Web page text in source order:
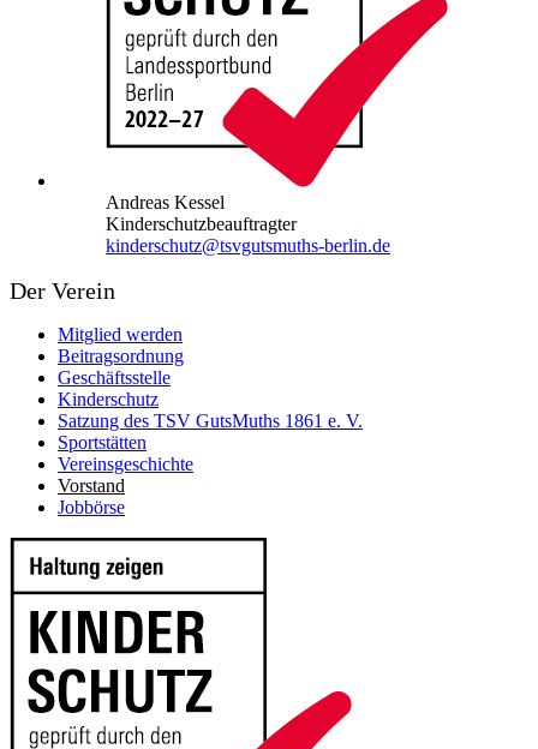
Andreas Kessel
Kinderschutzbeauftragter
kinderschutz@tsvgutsmuths-berlin.de
Der Verein
Mitglied werden
Beitragsordnung
Geschäftsstelle
Kinderschutz
Satzung des TSV GutsMuths 1861 e. V.
Sportstätten
Vereinsgeschichte
Vorstand
Jobbörse